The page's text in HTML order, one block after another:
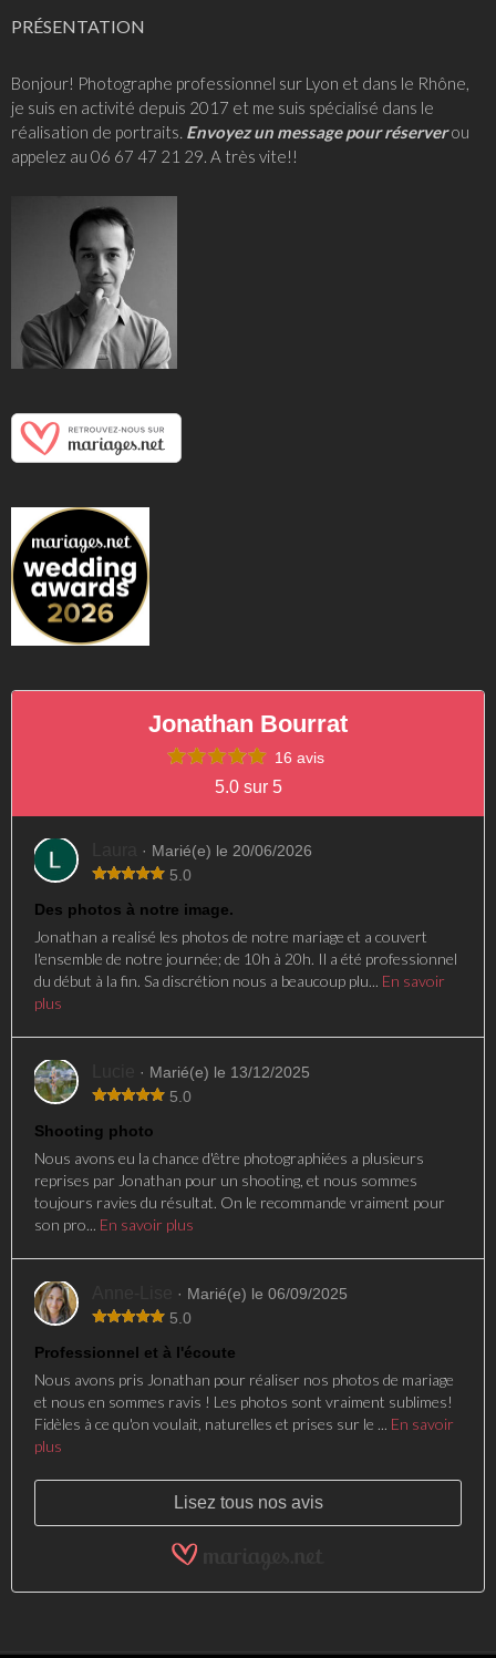
PRÉSENTATION
Bonjour! Photographe professionnel sur Lyon et dans le Rhône,
je suis en activité depuis 2017 et me suis spécialisé dans le
réalisation de portraits. Envoyez un message pour réserverou
appelez au 06 67 47 21 29. A très vite!!
Jonathan Bourrat
16 avis
5.0 sur 5
· Marié(e) le 20/06/2026
5.0
Des photos à notre image.
Jonathan a realisé les photos de notre mariage et a couvert
l'ensemble de notre journée; de 10h à 20h. Il a été professionnel
du début à la fin. Sa discrétion nous a beaucoup plu... En savoir
plus
· Marié(e) le 13/12/2025
5.0
Shooting photo
Nous avons eu la chance d'être photographiées a plusieurs
reprises par Jonathan pour un shooting, et nous sommes
toujours ravies du résultat. On le recommande vraiment pour
son pro... En savoir plus
· Marié(e) le 06/09/2025
5.0
Professionnel et à l'écoute
Nous avons pris Jonathan pour réaliser nos photos de mariage
et nous en sommes ravis ! Les photos sont vraiment sublimes!
Fidèles à ce qu'on voulait, naturelles et prises sur le ... En savoir
plus
Lisez tous nos avis